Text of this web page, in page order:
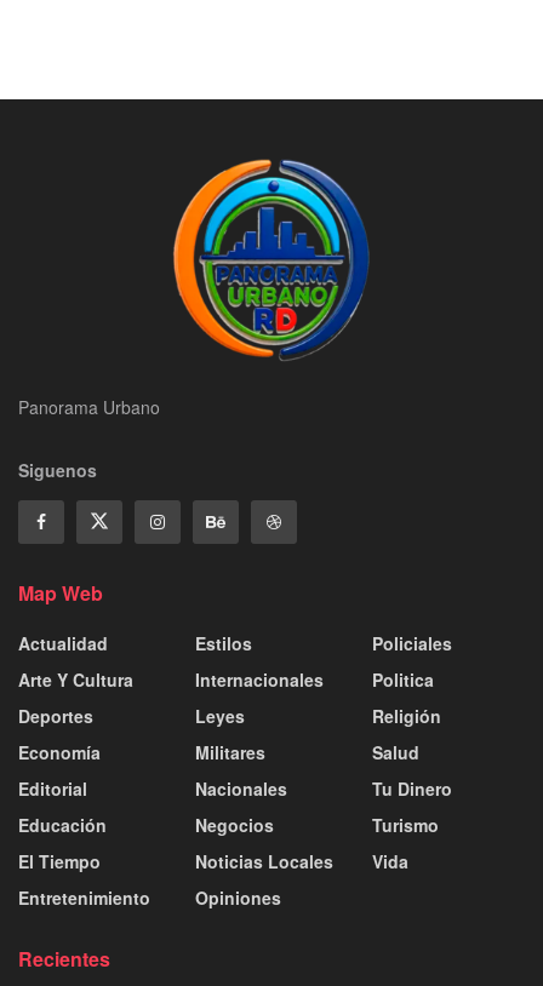
Panorama Urbano
Siguenos
Map Web
Actualidad
Arte Y Cultura
Deportes
Economía
Editorial
Educación
El Tiempo
Entretenimiento
Estilos
Internacionales
Leyes
Militares
Nacionales
Negocios
Noticias Locales
Opiniones
Policiales
Politica
Religión
Salud
Tu Dinero
Turismo
Vida
Recientes